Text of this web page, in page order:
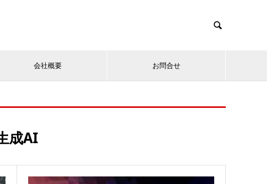

会社概要 お問合せ
成AI